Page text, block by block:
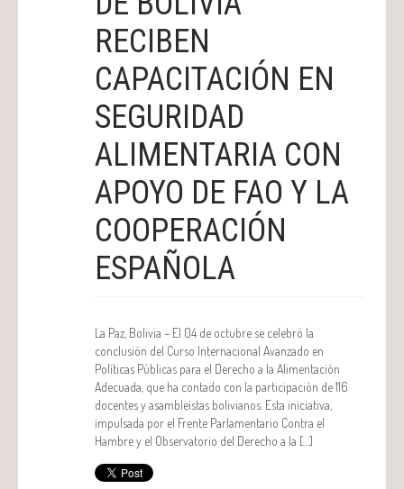
RECIBEN
CAPACITACIÓN EN
SEGURIDAD
ALIMENTARIA CON
APOYO DE FAO Y LA
COOPERACIÓN
ESPAÑOLA
La Paz, Bolivia – El 04 de octubre se celebró la
conclusión del Curso Internacional Avanzado en
Políticas Públicas para el Derecho a la Alimentación
Adecuada, que ha contado con la participación de 116
docentes y asambleístas bolivianos. Esta iniciativa,
impulsada por el Frente Parlamentario Contra el
Hambre y el Observatorio del Derecho a la […]